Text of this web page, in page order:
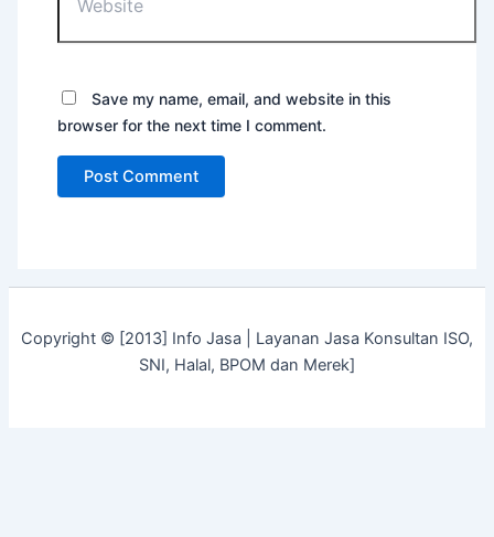
Save my name, email, and website in this
browser for the next time I comment.
Copyright © [2013] Info Jasa | Layanan Jasa Konsultan ISO,
SNI, Halal, BPOM dan Merek]